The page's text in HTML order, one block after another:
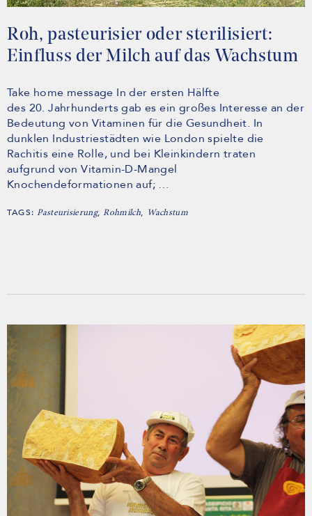
Roh, pasteurisier oder sterilisiert:
Einfluss der Milch auf das Wachstum
Take home message In der ersten Hälfte
des 20. Jahrhunderts gab es ein großes Interesse an der
Bedeutung von Vitaminen für die Gesundheit. In
dunklen Industriestädten wie London spielte die
Rachitis eine Rolle, und bei Kleinkindern traten
aufgrund von Vitamin-D-Mangel
Knochendeformationen auf; …
TAGS:Pasteurisierung,Rohmilch, Wachstum